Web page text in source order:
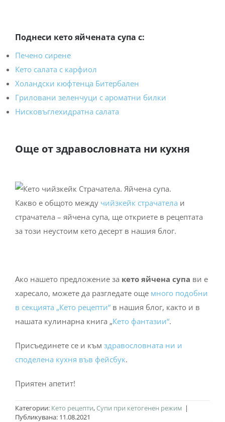
Поднеси кето яйчената супа с:
Печено сирене
Кето салата с карфиол
Холандски кюфтенца Битербален
Гриловани зеленчуци с ароматни билки
Нисковъглехидратна салата
Още от здравословната ни кухня
Какво е общото междучийзкейк страчатела и
страчатела – яйчена супа, ще откриете в рецептата
за този неустоим кето десерт в нашия блог.
Ако нашето предложение за кето яйчена супа ви е
харесало, можете да разгледате още много подобни
в секцията „Кето рецепти“в нашия блог, както и в
нашата кулинарна книга „Кето фантазии“.
Присъединете се и към здравословната ни и
споделена кухня във фейсбук.
Приятен апетит!
Категории: Кето рецепти,Супи при кетогенен режим |
Публикувана: 11.08.2021